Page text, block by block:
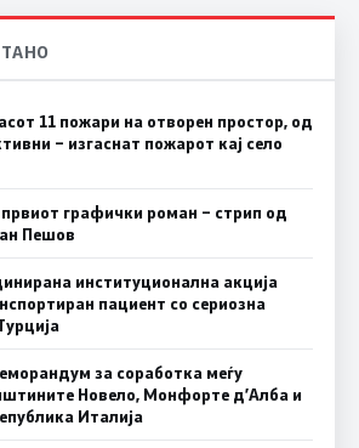
11 пожари на отворен простор, од
– изгаснат пожарот кај село
графички роман – стрип од
Пешов
институционална акција
пациент со сериозна
за соработка меѓу
Новело, Монфорте д’Алба и
Италија